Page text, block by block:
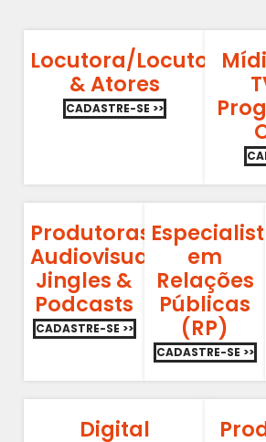
Locutora/Locutor
& Atores
CADASTRE-SE >>
Produtoras
Audiovisuais,
Jingles &
Podcasts
CADASTRE-SE >>
em
Relações
Públicas
(RP)
CADASTRE-SE >>
Digital